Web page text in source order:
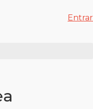
Entrar